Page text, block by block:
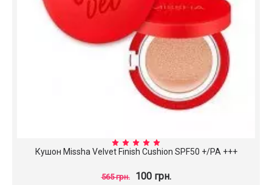
Кушон Missha Velvet Finish Cushion SPF50 +/PA +++
565 грн. 100 грн.